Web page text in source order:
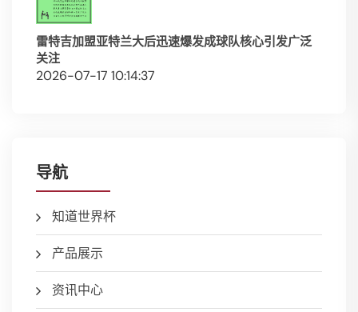
雷特吉加盟亚特兰大后迅速爆发成球队核心引发广泛
关注
2026-07-17 10:14:37
导航
知道世界杯
产品展示
资讯中心